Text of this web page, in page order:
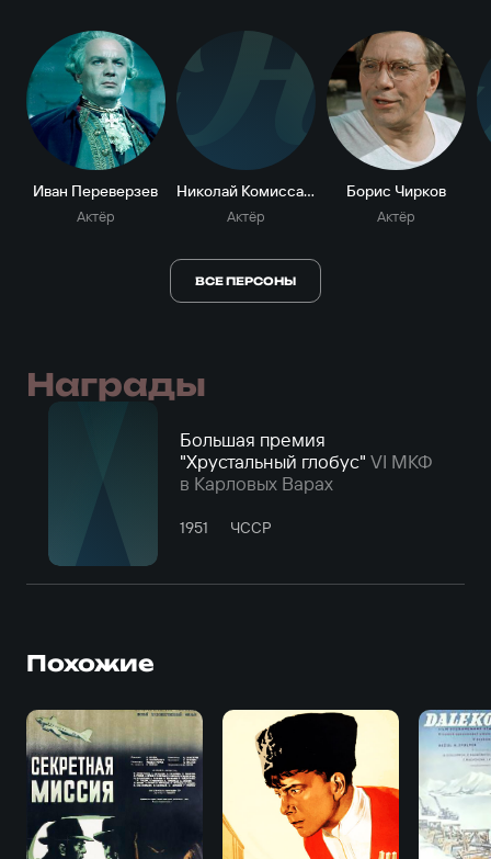
Иван Переверзев
Актёр
Н
Николай Комиссаров
Актёр
Борис Чирков
Актёр
ВСЕ ПЕРСОНЫ
Награды
Большая премия
"Хрустальный глобус" VI МКФ
в Карловых Варах
1951 ЧССР
Похожие